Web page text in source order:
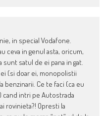
in special Vodafone.
ceva in genul asta, oricum,
sunt satul de ei pana in gat.
(si doar ei, monopolistii
benzinarii. Ce te faci (ca eu
cand intri pe Autostrada
rovinieta?! Opresti la